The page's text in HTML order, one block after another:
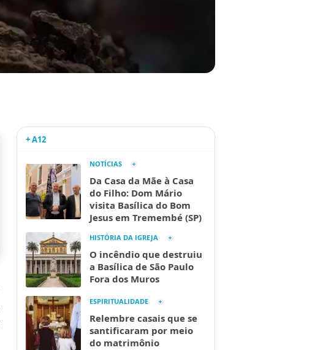
+ A12
NOTÍCIAS
Da Casa da Mãe à Casa
do Filho: Dom Mário
visita Basílica do Bom
Jesus em Tremembé (SP)
HISTÓRIA DA IGREJA
O incêndio que destruiu
a Basílica de São Paulo
Fora dos Muros
ESPIRITUALIDADE
Relembre casais que se
santificaram por meio
do matrimônio